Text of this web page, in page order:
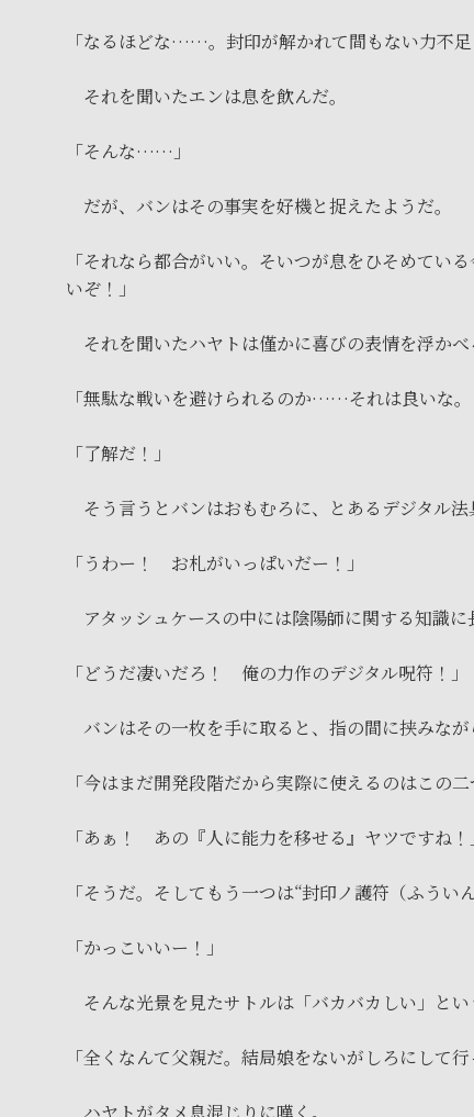
「なるほどな……。封印が解かれて間もない力不
それを聞いたエンは息を飲んだ。
「そんな……」
だが、バンはその事実を好機と捉えたようだ。
「それなら都合がいい。そいつが息をひそめてい
いぞ！」
それを聞いたハヤトは僅かに喜びの表情を浮かべ
「無駄な戦いを避けられるのか……それは良いな
「了解だ！」
そう言うとバンはおもむろに、とあるデジタル法
「うわー！ お札がいっぱいだー！」
アタッシュケースの中には陰陽師に関する知識
「どうだ凄いだろ！ 俺の力作のデジタル呪符！」
バンはその一枚を手に取ると、指の間に挟みな
「今はまだ開発段階だから実際に使えるのはこの
「あぁ！ あの『人に能力を移せる』ヤツですね！
「そうだ。そしてもう一つは“封印ノ護符（ふう
「かっこいいー！」
そんな光景を見たサトルは「バカバカしい」と
「全くなんて父親だ。結局娘をないがしろにして行
ハヤトがタメ息混じりに嘆く。